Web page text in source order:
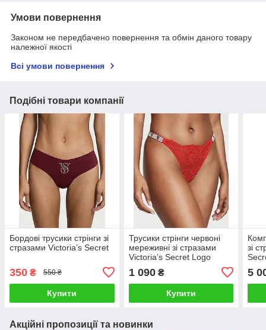
Умови повернення
Законом не передбачено повернення та обмін даного товару
належної якості
Всі умови повернення
Подібні товари компанії
Бордові трусики стрінги зі
стразами Victoria’s Secret
350 ₴ 550 ₴
Купити
Трусики стрінги червоні
мереживні зі стразами
Victoria’s Secret Logo
1 090₴
Купити
зі
5
Акційні пропозиції та новинки